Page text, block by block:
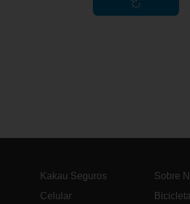
Kakau Seguros
Celular
Sobre
Bicicleta